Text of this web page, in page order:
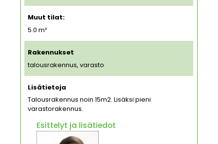
Muut tilat:
5.0 m²
Rakennukset
talousrakennus, varasto
Lisätietoja
Talousrakennus noin 15m2. Lisäksi pieni
varastorakennus.
Esittelyt ja lisätiedot